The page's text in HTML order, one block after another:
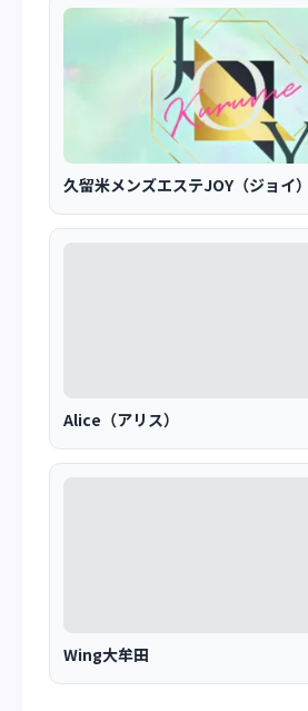
久留米メンズエステJOY（ジョイ）
Alice（アリス）
Wing大牟田